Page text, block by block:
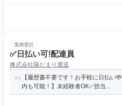
業務委託
✅日払い可!配達員
株式会社陽だまり運送
【履歴書不要です！お手軽に日払い
内も可能！】未経験者OK✅担当...